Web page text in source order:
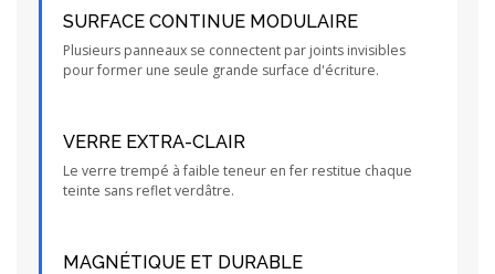
SURFACE CONTINUE MODULAIRE
Plusieurs panneaux se connectent par joints invisibles
pour former une seule grande surface d'écriture.
VERRE EXTRA-CLAIR
Le verre trempé à faible teneur en fer restitue chaque
teinte sans reflet verdâtre.
MAGNÉTIQUE ET DURABLE